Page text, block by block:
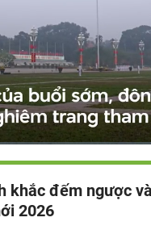
khắc đếm ngược
2026